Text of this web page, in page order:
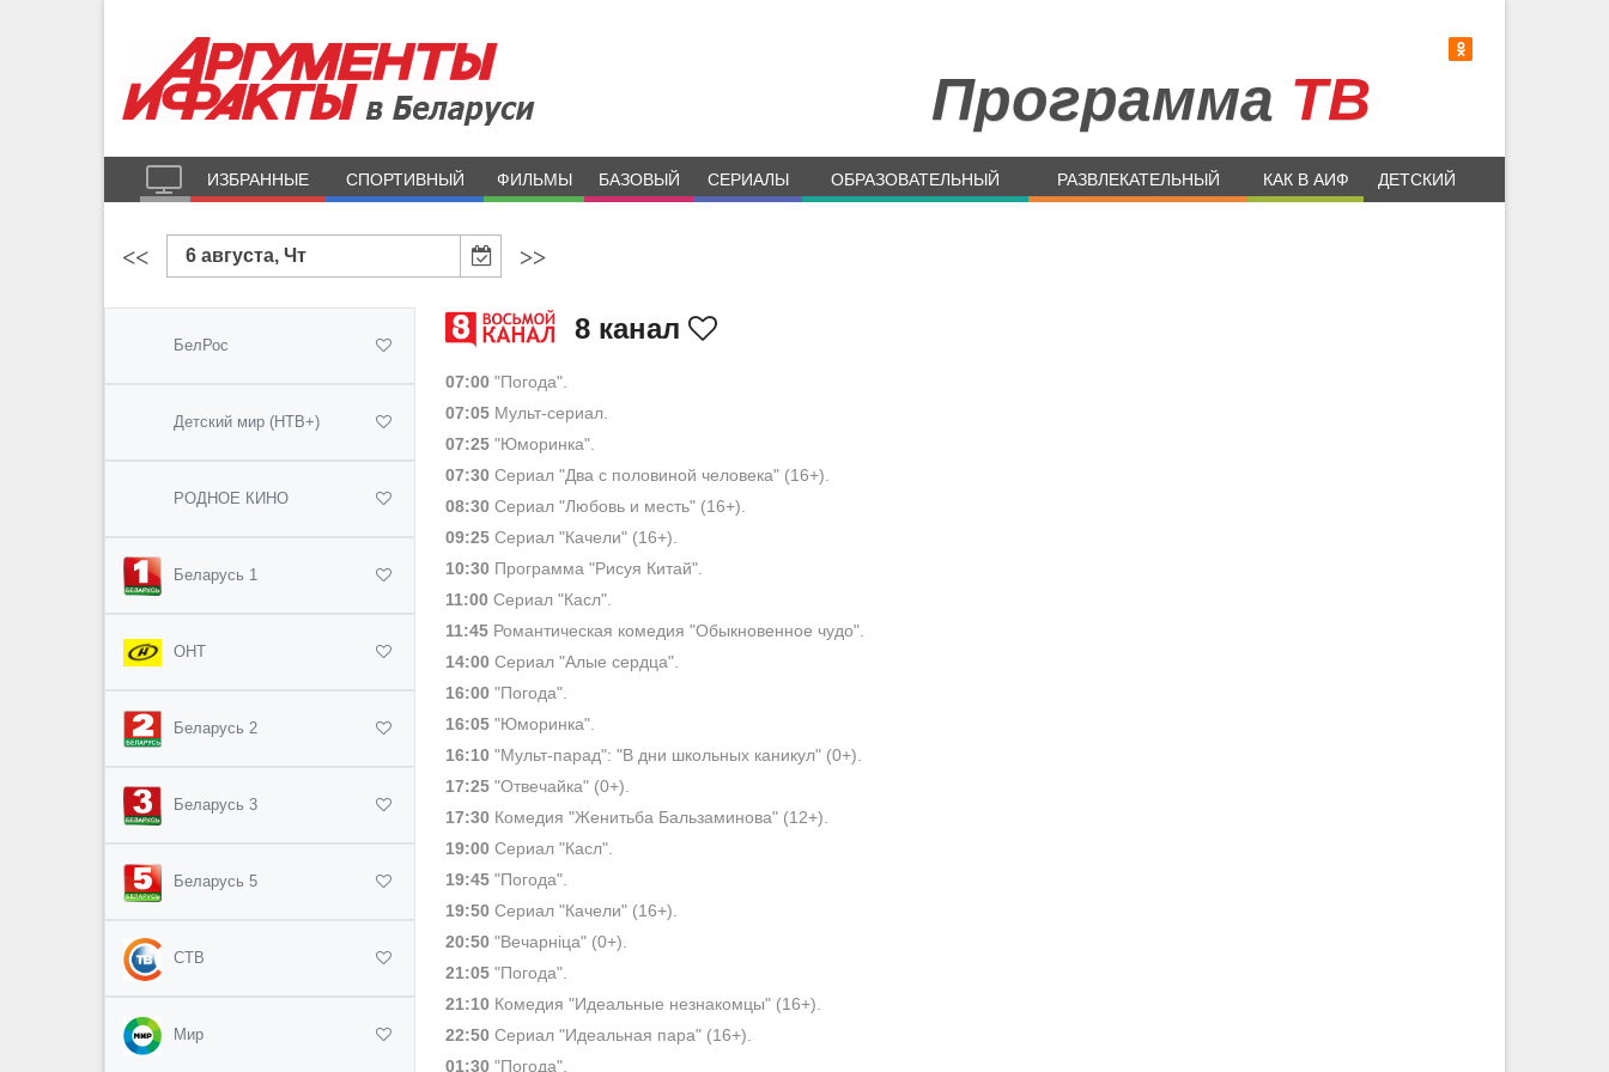
Программа ТВ
ИЗБРАННЫЕ СПОРТИВНЫЙ ФИЛЬМЫ БАЗОВЫЙ СЕРИАЛЫ ОБРАЗОВАТЕЛЬНЫЙ РАЗВЛЕКАТЕЛЬНЫЙ КАК В АИФ ДЕТСКИЙ
<< 6 августа, Чт >>
БелРос
Детский мир (НТВ+)
РОДНОЕ КИНО
Беларусь 1
ОНТ
Беларусь 2
Беларусь 3
Беларусь 5
СТВ
Мир
8 канал
07:00 "Погода".
07:05 Мульт-сериал.
07:25 "Юморинка".
07:30 Сериал "Два с половиной человека" (16+).
08:30 Сериал "Любовь и месть" (16+).
09:25 Сериал "Качели" (16+).
10:30 Программа "Рисуя Китай".
11:00 Сериал "Касл".
11:45 Романтическая комедия "Обыкновенное чудо".
14:00 Сериал "Алые сердца".
16:00 "Погода".
16:05 "Юморинка".
16:10 "Мульт-парад": "В дни школьных каникул" (0+).
17:25 "Отвечайка" (0+).
17:30 Комедия "Женитьба Бальзаминова" (12+).
19:00 Сериал "Касл".
19:45 "Погода".
19:50 Сериал "Качели" (16+).
20:50 "Вечарнiца" (0+).
21:05 "Погода".
21:10 Комедия "Идеальные незнакомцы" (16+).
22:50 Сериал "Идеальная пара" (16+).
01:30 "Погода".